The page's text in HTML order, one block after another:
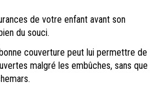
de votre enfant avant son
du souci.
couverture peut lui permettre de
malgré les embûches, sans que